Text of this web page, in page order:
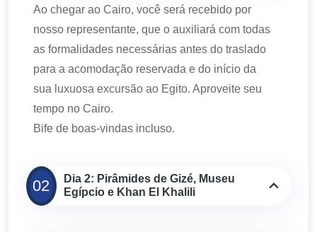
Ao chegar ao Cairo, você será recebido por
nosso representante, que o auxiliará com todas
as formalidades necessárias antes do traslado
para a acomodação reservada e do início da
sua luxuosa excursão ao Egito. Aproveite seu
tempo no Cairo.
Bife de boas-vindas incluso.
02
Dia 2: Pirâmides de Gizé, Museu
Egípcio e Khan El Khalili